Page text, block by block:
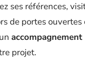
ses références,
de portes ouvertes
projet.